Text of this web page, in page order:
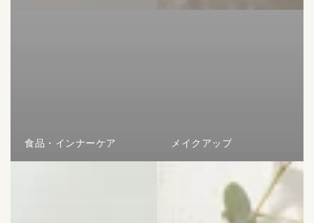
食品・インナーケア メイクアップ